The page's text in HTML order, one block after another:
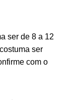
ser de 8 a 12
ser
com o